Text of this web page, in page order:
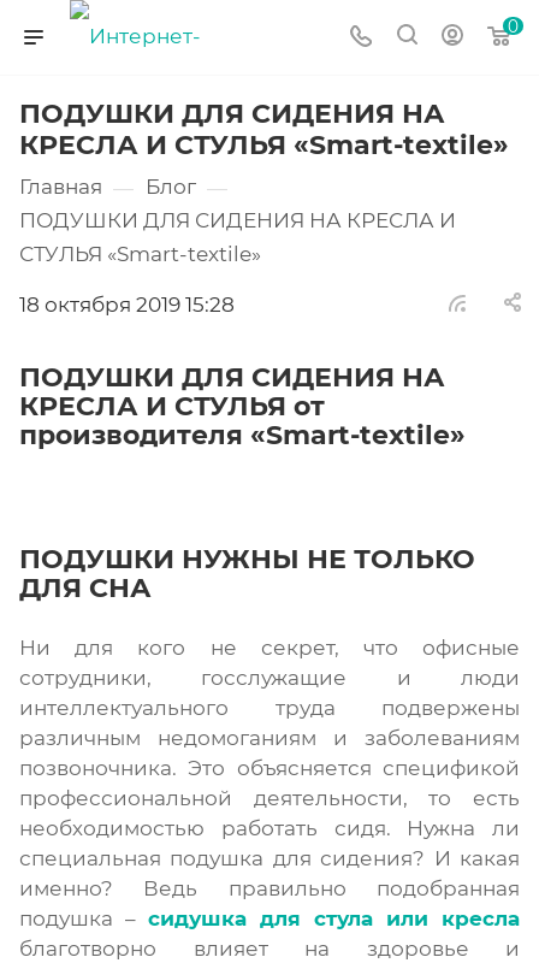
0
ПОДУШКИ ДЛЯ СИДЕНИЯ НА
КРЕСЛА И СТУЛЬЯ «Smart-textile»
Главная — Блог —
ПОДУШКИ ДЛЯ СИДЕНИЯ НА КРЕСЛА И
СТУЛЬЯ «Smart-textile»
18 октября 2019 15:28
ПОДУШКИ ДЛЯ СИДЕНИЯ НА
КРЕСЛА И СТУЛЬЯ от
производителя «Smart-textile»
ПОДУШКИ НУЖНЫ НЕ ТОЛЬКО
ДЛЯ СНА
Ни для кого не секрет, что офисные
сотрудники, госслужащие и люди
интеллектуального труда подвержены
различным недомоганиям и заболеваниям
позвоночника. Это объясняется спецификой
профессиональной деятельности, то есть
необходимостью работать сидя. Нужна ли
специальная подушка для сидения? И какая
именно? Ведь правильно подобранная
подушка – сидушка для стула или кресла
благотворно влияет на здоровье и